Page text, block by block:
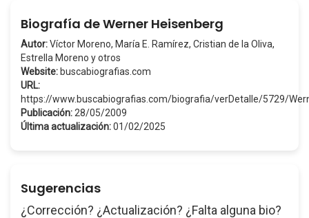
Biografía de Werner Heisenberg
Autor:Víctor Moreno, María E. Ramírez, Cristian de la Oliva,
Estrella Moreno y otros
Website:buscabiografias.com
URL:
https://www.buscabiografias.com/biografia/verDetalle/5729/
Publicación: 28/05/2009
Última actualización:01/02/2025
Sugerencias
¿Corrección? ¿Actualización? ¿Falta alguna bio?